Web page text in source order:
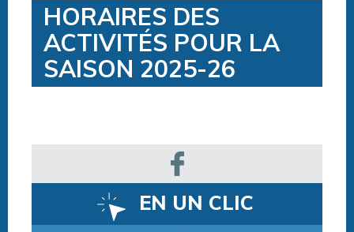
HORAIRES DES
ACTIVITÉS POUR LA
SAISON 2025-26
EN UN CLIC